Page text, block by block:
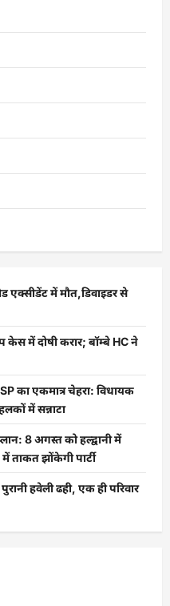
में मौत,डिवाइडर से
में दोषी करार; बॉम्बे HC ने
का एकमात्र चेहरा: विधायक
में सन्नाटा
8 अगस्त को हल्द्वानी में
ताकत झोंकेगी पार्टी
हवेली ढही, एक ही परिवार